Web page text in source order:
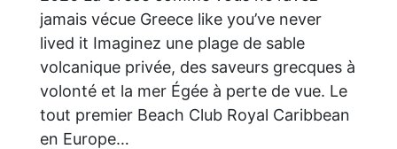
jamais vécue Greece like you’ve never
lived it Imaginez une plage de sable
volcanique privée, des saveurs grecques à
volonté et la mer Égée à perte de vue. Le
tout premier Beach Club Royal Caribbean
en Europe…